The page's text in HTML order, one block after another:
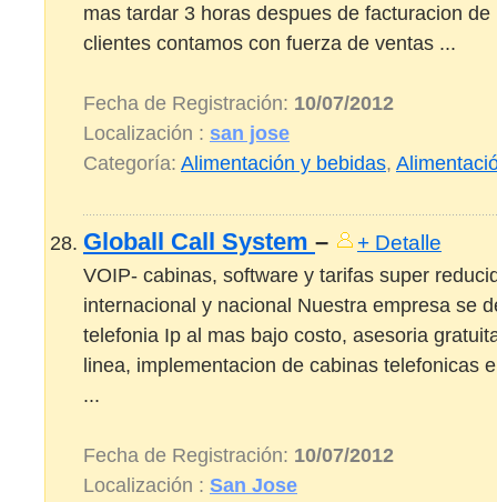
mas tardar 3 horas despues de facturacion
clientes contamos con fuerza de ventas ...
Fecha de Registración: 10/07/2012
Localización : san jose
Categoría: Alimentación y bebidas,
Globall Call System –
+ Detalle
VOIP- cabinas, software y tarifas super
internacional y nacional Nuestra empresa se
telefonia Ip al mas bajo costo, asesoria
linea, implementacion de cabinas telefonicas
...
Fecha de Registración: 10/07/2012
Localización : San Jose